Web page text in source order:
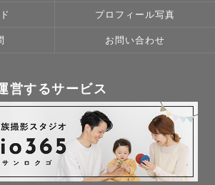
！
が、お問い合わせいただければ調整させ
プロフィール写真
お問い合わせ
営するサービス